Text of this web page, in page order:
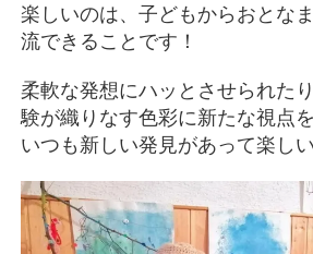
楽しいのは、子どもからおとな
流できることです！
柔軟な発想にハッとさせられた
験が織りなす色彩に新たな視点
いつも新しい発見があって楽しい